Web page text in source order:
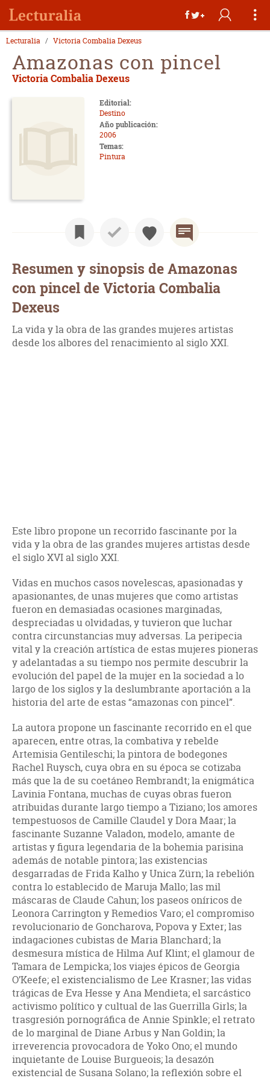
Lecturalia Victoria Combalia Dexeus
Amazonas con pincel
Victoria Combalia Dexeus
Editorial:
Destino
Año publicación:
2006
Temas:
Pintura
Resumen y sinopsis de Amazonas
con pincel de Victoria Combalia
Dexeus
La vida y la obra de las grandes mujeres artistas
desde los albores del renacimiento al siglo XXI.
Este libro propone un recorrido fascinante por la
vida y la obra de las grandes mujeres artistas desde
el siglo XVI al siglo XXI.
Vidas en muchos casos novelescas, apasionadas y
apasionantes, de unas mujeres que como artistas
fueron en demasiadas ocasiones marginadas,
despreciadas u olvidadas, y tuvieron que luchar
contra circunstancias muy adversas. La peripecia
vital y la creación artística de estas mujeres pioneras
y adelantadas a su tiempo nos permite descubrir la
evolución del papel de la mujer en la sociedad a lo
largo de los siglos y la deslumbrante aportación a la
historia del arte de estas “amazonas con pincel”.
La autora propone un fascinante recorrido en el que
aparecen, entre otras, la combativa y rebelde
Artemisia Gentileschi; la pintora de bodegones
Rachel Ruysch, cuya obra en su época se cotizaba
más que la de su coetáneo Rembrandt; la enigmática
Lavinia Fontana, muchas de cuyas obras fueron
atribuidas durante largo tiempo a Tiziano; los amores
tempestuosos de Camille Claudel y Dora Maar; la
fascinante Suzanne Valadon, modelo, amante de
artistas y figura legendaria de la bohemia parisina
además de notable pintora; las existencias
desgarradas de Frida Kalho y Unica Zürn; la rebelión
contra lo establecido de Maruja Mallo; las mil
máscaras de Claude Cahun; los paseos oníricos de
Leonora Carrington y Remedios Varo; el compromiso
revolucionario de Goncharova, Popova y Exter; las
indagaciones cubistas de Maria Blanchard; la
desmesura mística de Hilma Auf Klint; el glamour de
Tamara de Lempicka; los viajes épicos de Georgia
O’Keefe; el existencialismo de Lee Krasner; las vidas
trágicas de Eva Hesse y Ana Mendieta; el sarcástico
activismo político y cultual de las Guerrilla Girls; la
trasgresión pornográfica de Annie Spinkle; el retrato
de lo marginal de Diane Arbus y Nan Goldin; la
irreverencia provocadora de Yoko Ono; el mundo
inquietante de Louise Burgueois; la desazón
existencial de Susana Solano; la reflexión sobre el